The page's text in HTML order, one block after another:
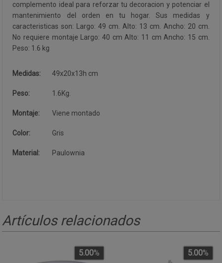
complemento ideal para reforzar tu decoracion y potenciar el
mantenimiento del orden en tu hogar. Sus medidas y
caracteristicas son: Largo: 49 cm. Alto: 13 cm. Ancho: 20 cm.
No requiere montaje Largo: 40 cm Alto: 11 cm Ancho: 15 cm.
Peso: 1.6 kg
Medidas: 49x20x13h cm
Peso: 1.6Kg.
Montaje: Viene montado
Color: Gris
Material: Paulownia
Artículos relacionados
5.00% 5.00%